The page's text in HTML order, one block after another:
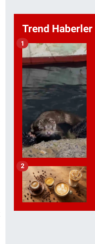
Trend Haberler
1
2